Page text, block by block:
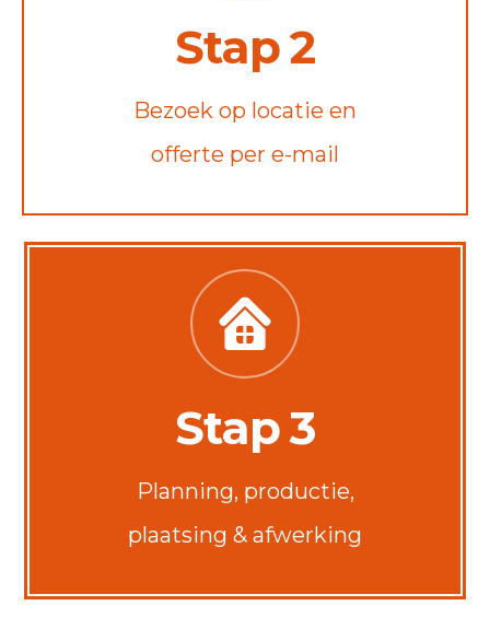
Stap 2
Bezoek op locatie en
offerte per e-mail
Stap 3
Planning, productie,
plaatsing & afwerking